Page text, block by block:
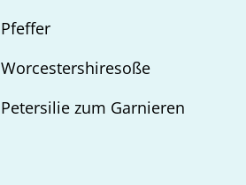
Pfeffer
Worcestershiresoße
Petersilie zum Garnieren